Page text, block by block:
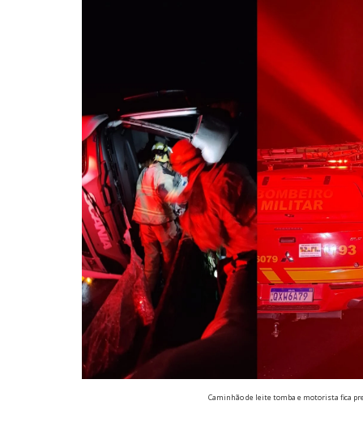
Caminhão de leite tomba e motorista fica